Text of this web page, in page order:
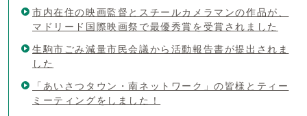
市内在住の映画監督とスチールカメラマンの作品が、
マドリード国際映画祭で最優秀賞を受賞されました
生駒市ごみ減量市民会議から活動報告書が提出されま
した
「あいさつタウン・南ネットワーク」の皆様とティー
ミーティングをしました！